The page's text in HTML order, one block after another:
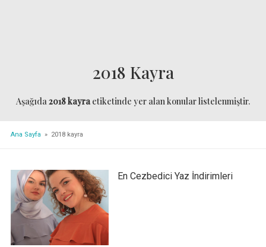
2018 Kayra
Aşağıda2018 kayra etiketinde yer alan konular listelenmiştir.
Ana Sayfa » 2018 kayra
En Cezbedici Yaz İndirimleri